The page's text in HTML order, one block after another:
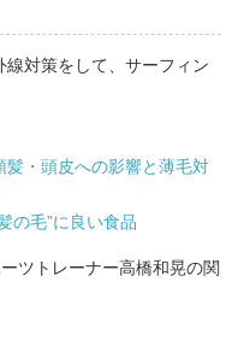
対策をして、サーフィン
・頭皮への影響と薄毛対
の毛”に良い食品
ツトレーナー高橋和晃の関